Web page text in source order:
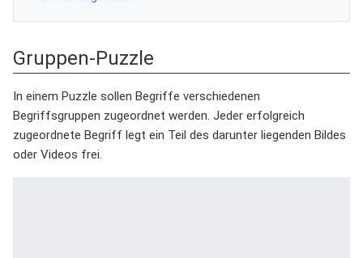
Gruppen-Puzzle
In einem Puzzle sollen Begriffe verschiedenen
Begriffsgruppen zugeordnet werden. Jeder erfolgreich
zugeordnete Begriff legt ein Teil des darunter liegenden Bildes
oder Videos frei.